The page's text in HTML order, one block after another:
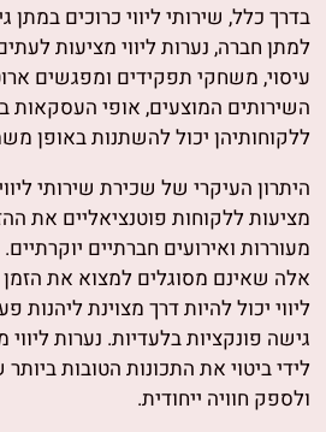
בדרך כלל, שירותי ליווי כרוכים במתן
למתן חברה, נערות ליווי מציעות
עיסוי, משחקי תפקידים ומפגשים
השירותים המוצעים, אופי העסקאות
ללקוחותיהן יכול להשתנות באופן
היתרון העיקרי של שכירת שירותי
מציעות ללקוחות פוטנציאליים את
מעוררות ואירועים חברתיים
אלה שאינם מסוגלים למצוא את
ליווי יכול להיות דרך מצוינת ליהנות
גישה פונקציות בלעדיות. נערות
לידי ביטוי את התכונות הטובות
ולספק חוויה ייחודית.